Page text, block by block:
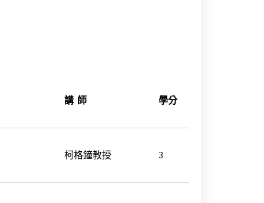
講 師 學分
柯格鐘教授 3